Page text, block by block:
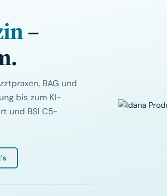
–
BAG und
bis zum KI-
und BSI C5-